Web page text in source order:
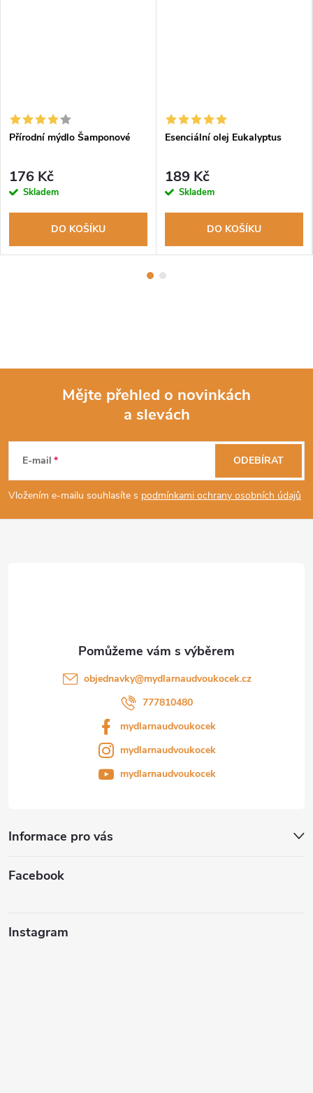
Přírodní mýdlo Šamponové
176 Kč
Skladem
DO KOŠÍKU
Esenciální olej Eukalyptus
189 Kč
Skladem
DO KOŠÍKU
p
Mějte přehled o novinkách
a slevách
E-mail
Vložením e-mailu souhlasíte s podmínkami ochrany osobních údajů
ODEBÍRAT
objednavky@mydlarnaudvoukocek.cz
777810480
mydlarnaudvoukocek
mydlarnaudvoukocek
mydlarnaudvoukocek
Informace pro vás
Facebook
Instagram